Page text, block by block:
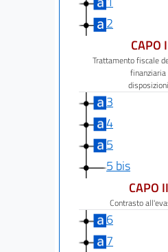
2
CAPO
Trattamento fiscale
3
4
5
5 bis
CAPO
Contrasto
6
7